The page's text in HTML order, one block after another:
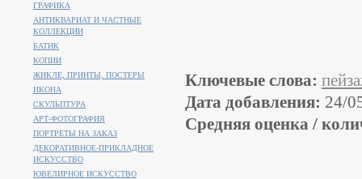
Ключевые слова:
Дата добавления: 24/
Средняя оценка /
ГРАФИКА
АНТИКВАРИАТ И ЧАСТНЫЕ
КОЛЛЕКЦИИ
БАТИК
КОПИИ
ЖИКЛЕ, ПРИНТЫ, ПОСТЕРЫ
ИКОНА
СКУЛЬПТУРА
АРТ-ФОТОГРАФИЯ
ПОРТРЕТЫ НА ЗАКАЗ
ДЕКОРАТИВНОЕ-ПРИКЛАДНОЕ
ИСКУССТВО
ЮВЕЛИРНОЕ ИСКУССТВО